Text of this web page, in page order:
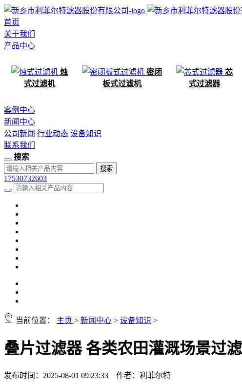
首页
关于我们
产品中心
烛
式过滤机
密闭
板式过滤机
芯
式过滤器
案例中心
新闻中心
公司新闻 行业动态 设备知识
联系我们
搜索
17530732603
当前位置： 主页 > 新闻中心 > 设备知识 >
叠片过滤器 各类农田灌溉场景过
发布时间：2025-08-01 09:23:33 作者：利菲尔特